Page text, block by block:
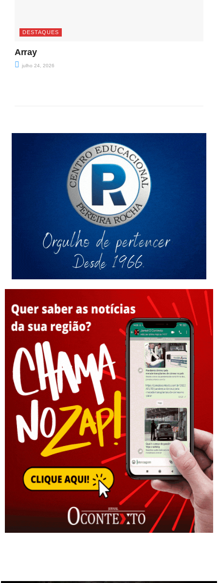
DESTAQUES
Array
julho 24, 2026